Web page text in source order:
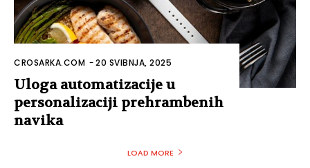
CROSARKA.COM -20 SVIBNJA, 2025
Uloga automatizacije u
personalizaciji prehrambenih
navika
LOAD MORE